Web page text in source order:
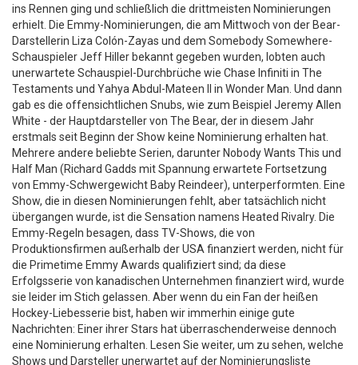
ins Rennen ging und schließlich die drittmeisten Nominierungen
erhielt. Die Emmy-Nominierungen, die am Mittwoch von der Bear-
Darstellerin Liza Colón-Zayas und dem Somebody Somewhere-
Schauspieler Jeff Hiller bekannt gegeben wurden, lobten auch
unerwartete Schauspiel-Durchbrüche wie Chase Infiniti in The
Testaments und Yahya Abdul-Mateen II in Wonder Man. Und dann
gab es die offensichtlichen Snubs, wie zum Beispiel Jeremy Allen
White - der Hauptdarsteller von The Bear, der in diesem Jahr
erstmals seit Beginn der Show keine Nominierung erhalten hat.
Mehrere andere beliebte Serien, darunter Nobody Wants This und
Half Man (Richard Gadds mit Spannung erwartete Fortsetzung
von Emmy-Schwergewicht Baby Reindeer), unterperformten. Eine
Show, die in diesen Nominierungen fehlt, aber tatsächlich nicht
übergangen wurde, ist die Sensation namens Heated Rivalry. Die
Emmy-Regeln besagen, dass TV-Shows, die von
Produktionsfirmen außerhalb der USA finanziert werden, nicht für
die Primetime Emmy Awards qualifiziert sind; da diese
Erfolgsserie von kanadischen Unternehmen finanziert wird, wurde
sie leider im Stich gelassen. Aber wenn du ein Fan der heißen
Hockey-Liebesserie bist, haben wir immerhin einige gute
Nachrichten: Einer ihrer Stars hat überraschenderweise dennoch
eine Nominierung erhalten. Lesen Sie weiter, um zu sehen, welche
Shows und Darsteller unerwartet auf der Nominierungsliste